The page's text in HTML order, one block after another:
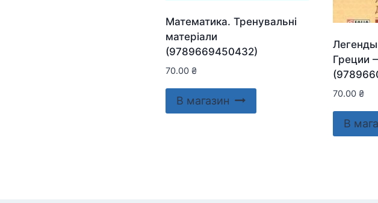
Математика. Тренувальні
матеріали
(9789669450432)
70.00 ₴
В магазин
Греции
70.00 ₴
В